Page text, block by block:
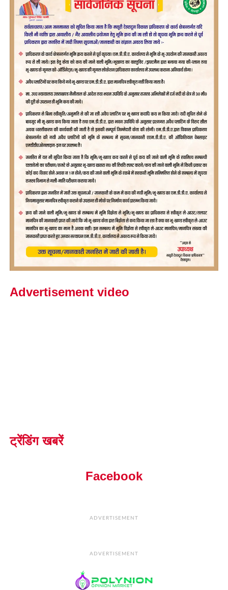
Advertisement video
ट्रेंडिंग खबरें
Facebook
ADVERTISEMENT
ADVERTISEMENT